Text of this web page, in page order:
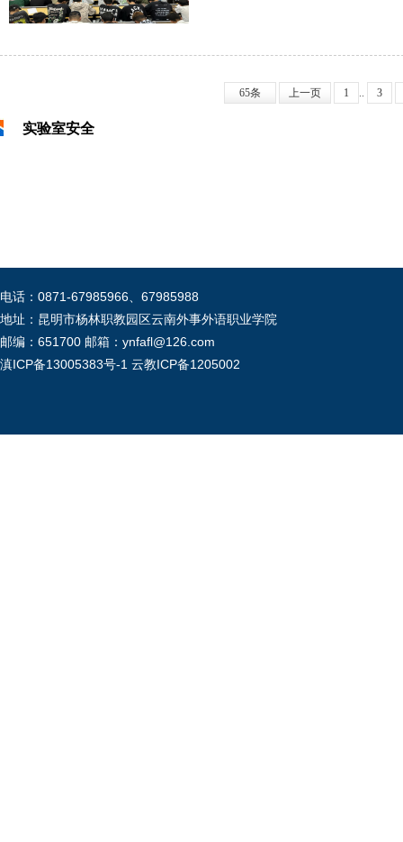
65条 上一页 1 .. 3
实验室安全
电话：0871-67985966、67985988
地址：昆明市杨林职教园区云南外事外语职业学院
邮编：651700 邮箱：ynfafl@126.com
滇ICP备13005383号-1 云教ICP备1205002